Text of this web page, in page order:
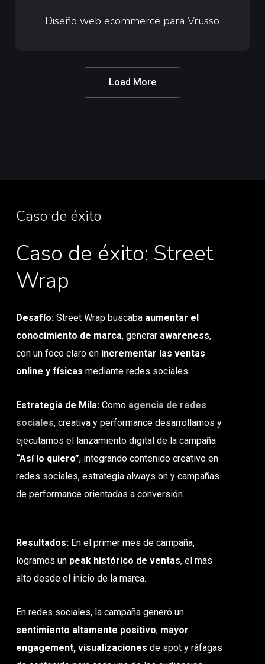
web
Vrusso
Diseño web ecommerce para Vrusso
Load More
Caso de éxito
Caso de éxito: Street
Wrap
Desafío:Street Wrap buscaba aumentar el
conocimiento de marca, generar awareness,
con un foco claro en incrementar las ventas
online y físicas mediante redes sociales.
Estrategia de Mila:Como agencia de redes
sociales, creativa y performance desarrollamos y
ejecutamos el lanzamiento digital de la campaña
“Así lo quiero”, integrando contenido creativo en
redes sociales, estrategia always on y campañas
de performance orientadas a conversión.
Resultados: En el primer mes de campaña,
logramos un peak histórico de ventas, el más
alto desde el inicio de la marca.
En redes sociales, la campaña generó un
sentimiento altamente positivo, mayor
engagement, visualizaciones de spot y ráfagas